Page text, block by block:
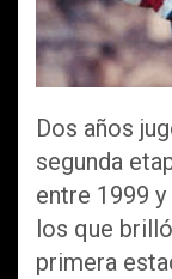
Dos años
segunda
entre 1999
los que
primera